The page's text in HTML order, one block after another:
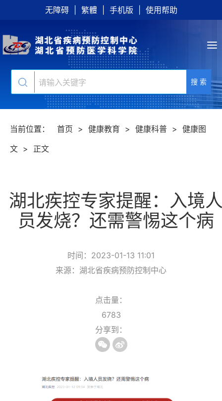
无障碍 繁體 手机版 使用帮助
搜 索
当前位置： 首页 > 健康教育 > 健康科普 > 健康图
文 > 正文
湖北疾控专家提醒：入境
员发烧？还需警惕这个病
时间：2023-01-13 11:01
来源：湖北省疾病预防控制中心
点击量：
6783
分享到：